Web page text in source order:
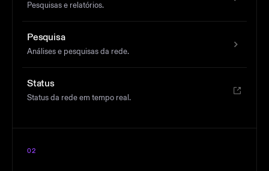
Pesquisas e relatórios.
Pesquisa
Análises e pesquisas da rede.
Status
Status da rede em tempo real.
02